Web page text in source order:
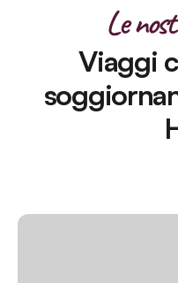
Le
Viaggi